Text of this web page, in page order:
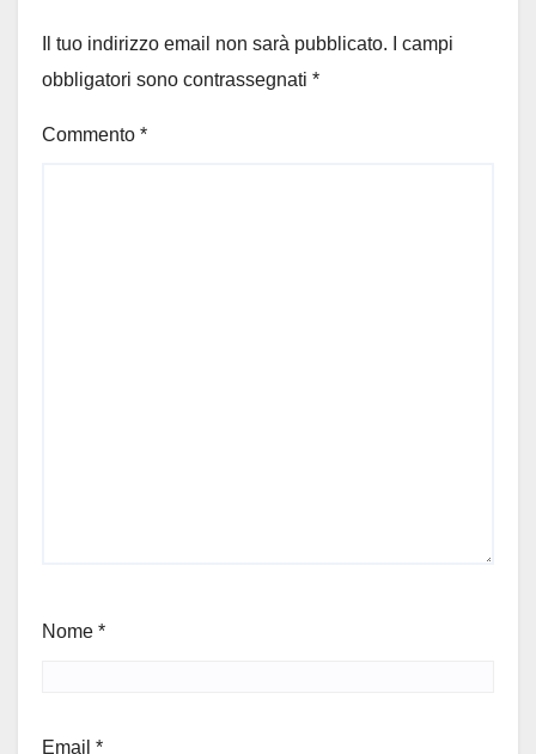
Il tuo indirizzo email non sarà pubblicato.
I campi
obbligatori sono contrassegnati *
Commento *
Nome *
Email *